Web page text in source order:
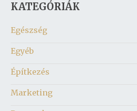
KATEGÓRIÁK
Egészség
Egyéb
Építkezés
Marketing